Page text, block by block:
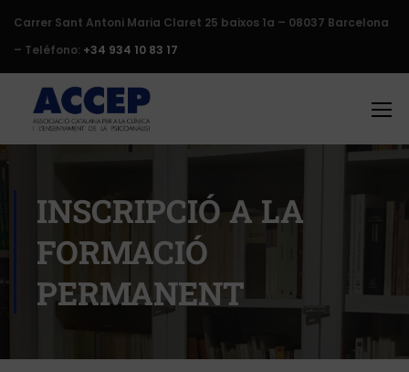
Carrer Sant Antoni Maria Claret 25 baixos 1a – 08037 Barcelona
– Teléfono: +34 934 10 83 17
INSCRIPCIÓ A LA
FORMACIÓ
PERMANENT